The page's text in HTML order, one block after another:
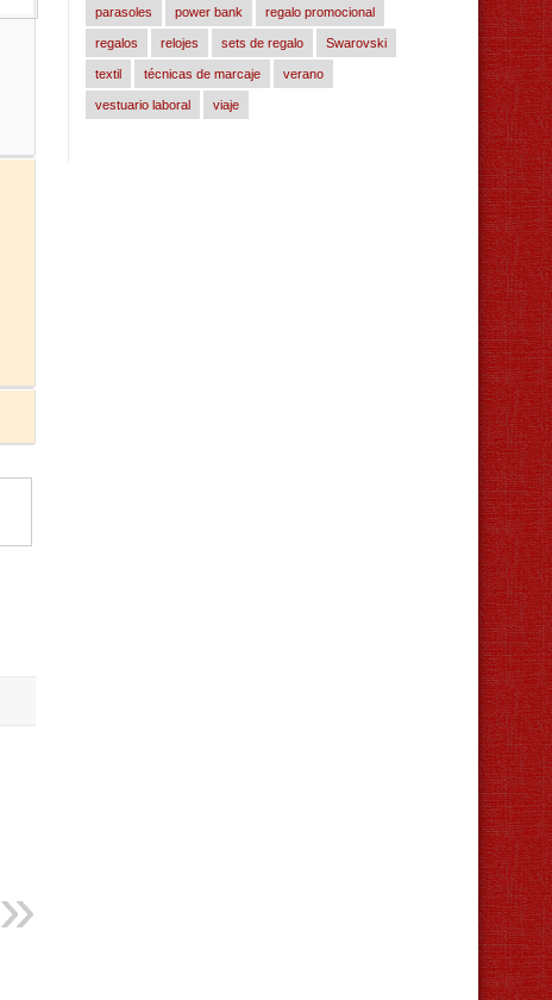
parasoles power bank regalo promocional
regalos relojes sets de regalo Swarovski
textil técnicas de marcaje verano
vestuario laboral viaje